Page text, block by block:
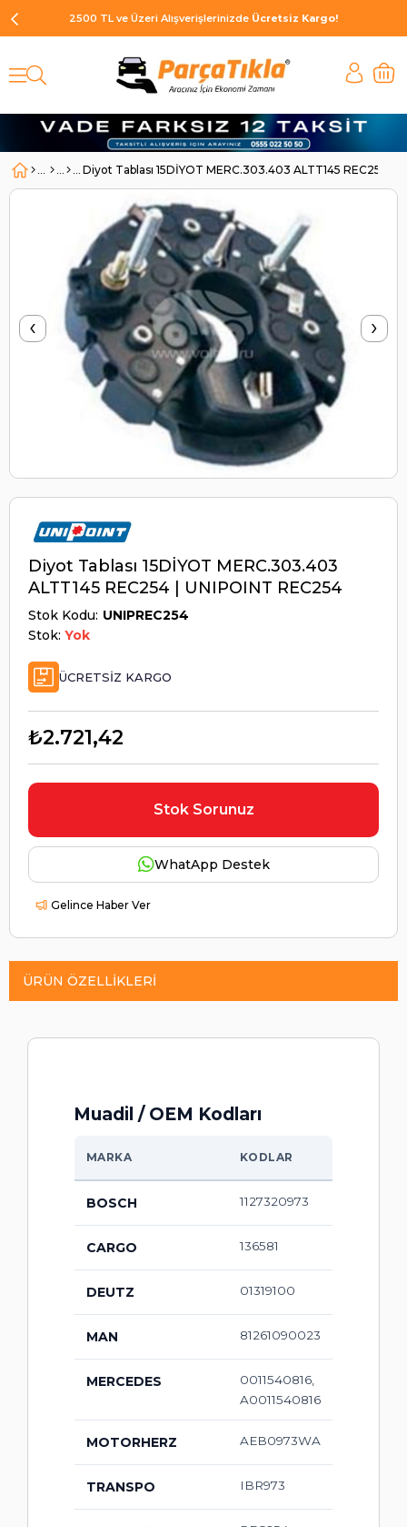
2500 TL ve Üzeri Alışverişlerinizde Ücretsiz Kargo!
Diyot Tablası 15DİYOT MERC.303.403 ALTT145 REC254 |
‹ ›
Diyot Tablası 15DİYOT MERC.303.403
ALTT145 REC254 | UNIPOINT REC254
Stok Kodu UNIPREC254
Stok: Yok
ÜCRETSIZ KARGO
₺2.721,42
Stok Sorunuz
WhatApp Destek
Gelince Haber Ver
ÜRÜN ÖZELLIKLERI
Muadil / OEM Kodları
MARKA KODLAR
BOSCH 1127320973
CARGO 136581
DEUTZ 01319100
MAN 81261090023
MERCEDES
0011540816,
A0011540816
MOTORHERZ AEB0973WA
TRANSPO IBR973